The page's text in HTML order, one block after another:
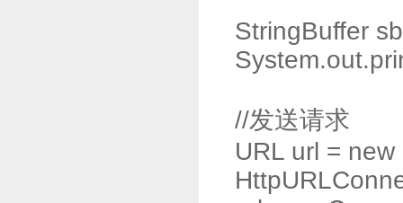
StringBuffer
//发送请求
URL url =